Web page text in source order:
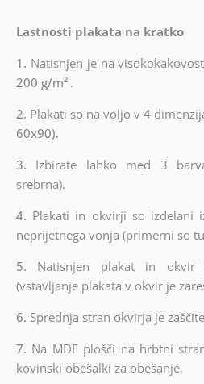
Lastnosti plakata na kratko
1. Natisnjen je na
200 g/m² .
2. Plakati so na voljo v 4
60x90).
3. Izbirate lahko med 3
srebrna).
4. Plakati in okvirji so izdelani
neprijetnega vonja (primerni so
5. Natisnjen plakat in okvir
(vstavljanje plakata v okvir je
6. Sprednja stran okvirja je
7. Na MDF plošči na hrbtni
kovinski obešalki za obešanje.